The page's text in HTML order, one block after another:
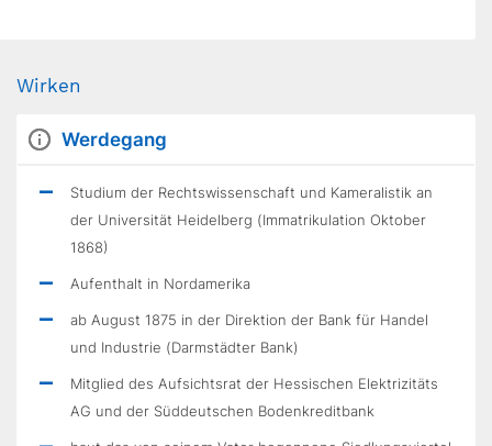
Wirken
Werdegang
Studium der Rechtswissenschaft und Kameralistik an
der Universität Heidelberg (Immatrikulation Oktober
1868)
Aufenthalt in Nordamerika
ab August 1875 in der Direktion der Bank für Handel
und Industrie (Darmstädter Bank)
Mitglied des Aufsichtsrat der Hessischen Elektrizitäts
AG und der Süddeutschen Bodenkreditbank